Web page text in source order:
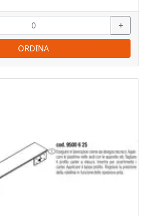
+
ORDINA